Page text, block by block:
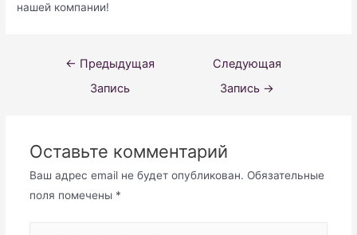
нашей компании!
Навигация
← Предыдущая
Запись
Следующая
Запись →
Оставьте комментарий
Ваш адрес email не будет опубликован. Обязательные
поля помечены *